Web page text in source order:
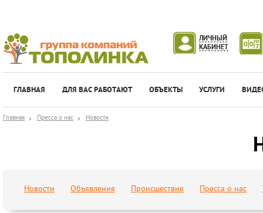
ЛИЧНЫЙ
КАБИНЕТ
ГЛАВНАЯ ДЛЯ ВАС РАБОТАЮТ ОБЪЕКТЫ УСЛУГИ
Главная Пресса о нас Новости
Новости Объявления Происшествия Пресса о нас